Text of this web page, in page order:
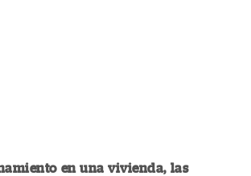
en una vivienda, las